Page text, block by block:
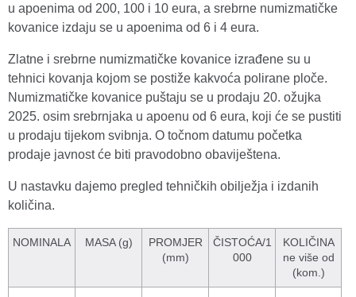
u apoenima od 200, 100 i 10 eura, a srebrne numizmatičke
kovanice izdaju se u apoenima od 6 i 4 eura.
Zlatne i srebrne numizmatičke kovanice izrađene su u
tehnici kovanja kojom se postiže kakvoća polirane ploče.
Numizmatičke kovanice puštaju se u prodaju 20. ožujka
2025. osim srebrnjaka u apoenu od 6 eura, koji će se pustiti
u prodaju tijekom svibnja. O točnom datumu početka
prodaje javnost će biti pravodobno obaviještena.
U nastavku dajemo pregled tehničkih obilježja i izdanih
količina.
NOMINALA MASA (g)
PROMJER
(mm)
ČISTOĆA/1
000
KOLIČINA
ne više od
(kom.)